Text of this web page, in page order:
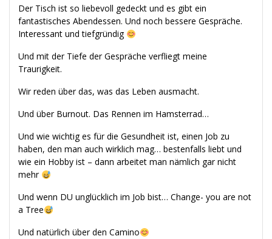
Der Tisch ist so liebevoll gedeckt und es gibt ein
fantastisches Abendessen. Und noch bessere Gespräche.
Interessant und tiefgründig
Und mit der Tiefe der Gespräche verfliegt meine
Traurigkeit.
Wir reden über das, was das Leben ausmacht.
Und über Burnout. Das Rennen im Hamsterrad…
Und wie wichtig es für die Gesundheit ist, einen Job zu
haben, den man auch wirklich mag… bestenfalls liebt und
wie ein Hobby ist – dann arbeitet man nämlich gar nicht
mehr
Und wenn DU unglücklich im Job bist… Change- you are not
a Tree
Und natürlich über den Camino